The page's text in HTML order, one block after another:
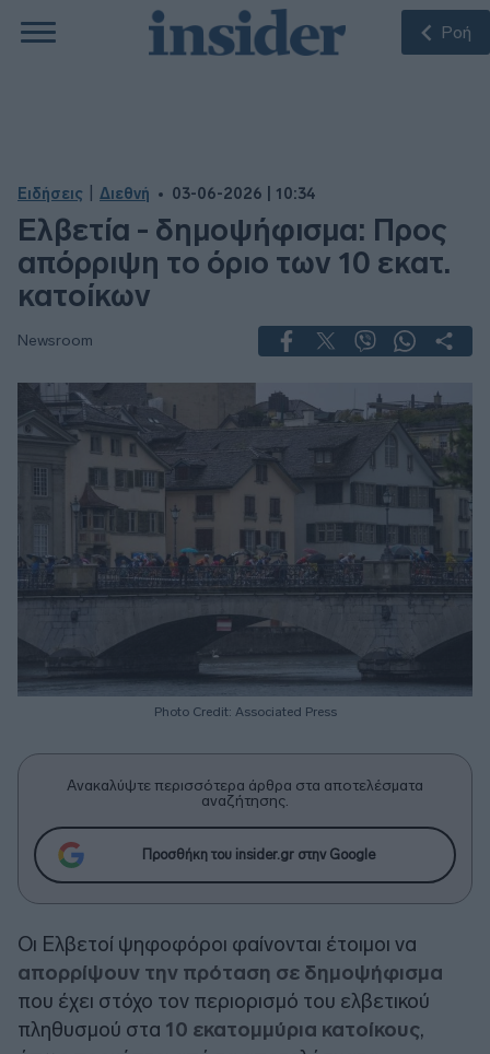
Ροή
Ειδήσεις Διεθνή 03-06-2026 | 10:34
Ελβετία - δημοψήφισμα: Προς
απόρριψη το όριο των 10 εκατ.
κατοίκων
Newsroom
Photo Credit: Associated Press
Ανακαλύψτε περισσότερα άρθρα στα αποτελέσματα
αναζήτησης.
Προσθήκη του insider.gr στην Google
Οι Ελβετοί ψηφοφόροι φαίνονται έτοιμοι να
απορρίψουν την πρόταση σε δημοψήφισμα
που έχει στόχο τον περιορισμό του ελβετικού
πληθυσμού στα 10 εκατομμύρια κατοίκους,